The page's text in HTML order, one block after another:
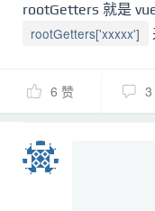
rootGetters 就是
rootGetters['xxxxx']
6 赞